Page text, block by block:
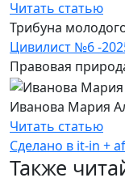
Читать статью
Трибуна
Цивилист №6 -
Правовая
Иванова Мария
Читать статью
Сделано в it-in +
Также